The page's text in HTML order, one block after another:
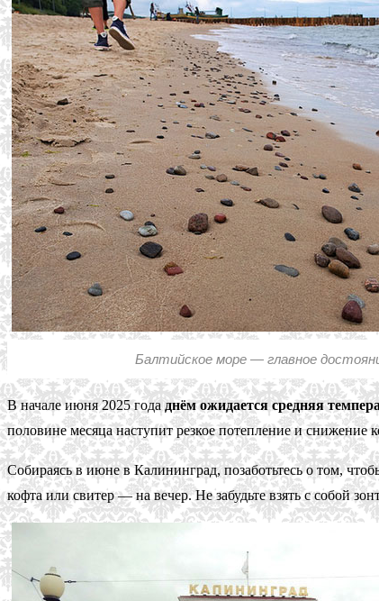
Балтийское море — главное
В начале июня 2025 годаднём ожидается средняя
половине месяца наступит резкое потепление и снижение
Собираясь в июне в Калининград, позаботьтесь о том,
кофта или свитер — на вечер. Не забудьте взять с собой